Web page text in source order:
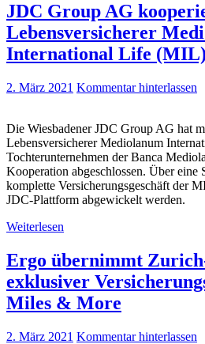
JDC Group AG
Lebensversicherer
International Life (MIL)
2. März 2021 Kommentar hinterlassen
Die Wiesbadener JDC Group AG hat
Lebensversicherer Mediolanum
Tochterunternehmen der Banca
Kooperation abgeschlossen. Über eine
komplette Versicherungsgeschäft der
JDC-Plattform abgewickelt werden.
Weiterlesen
Ergo übernimmt
exklusiver
Miles & More
2. März 2021 Kommentar hinterlassen